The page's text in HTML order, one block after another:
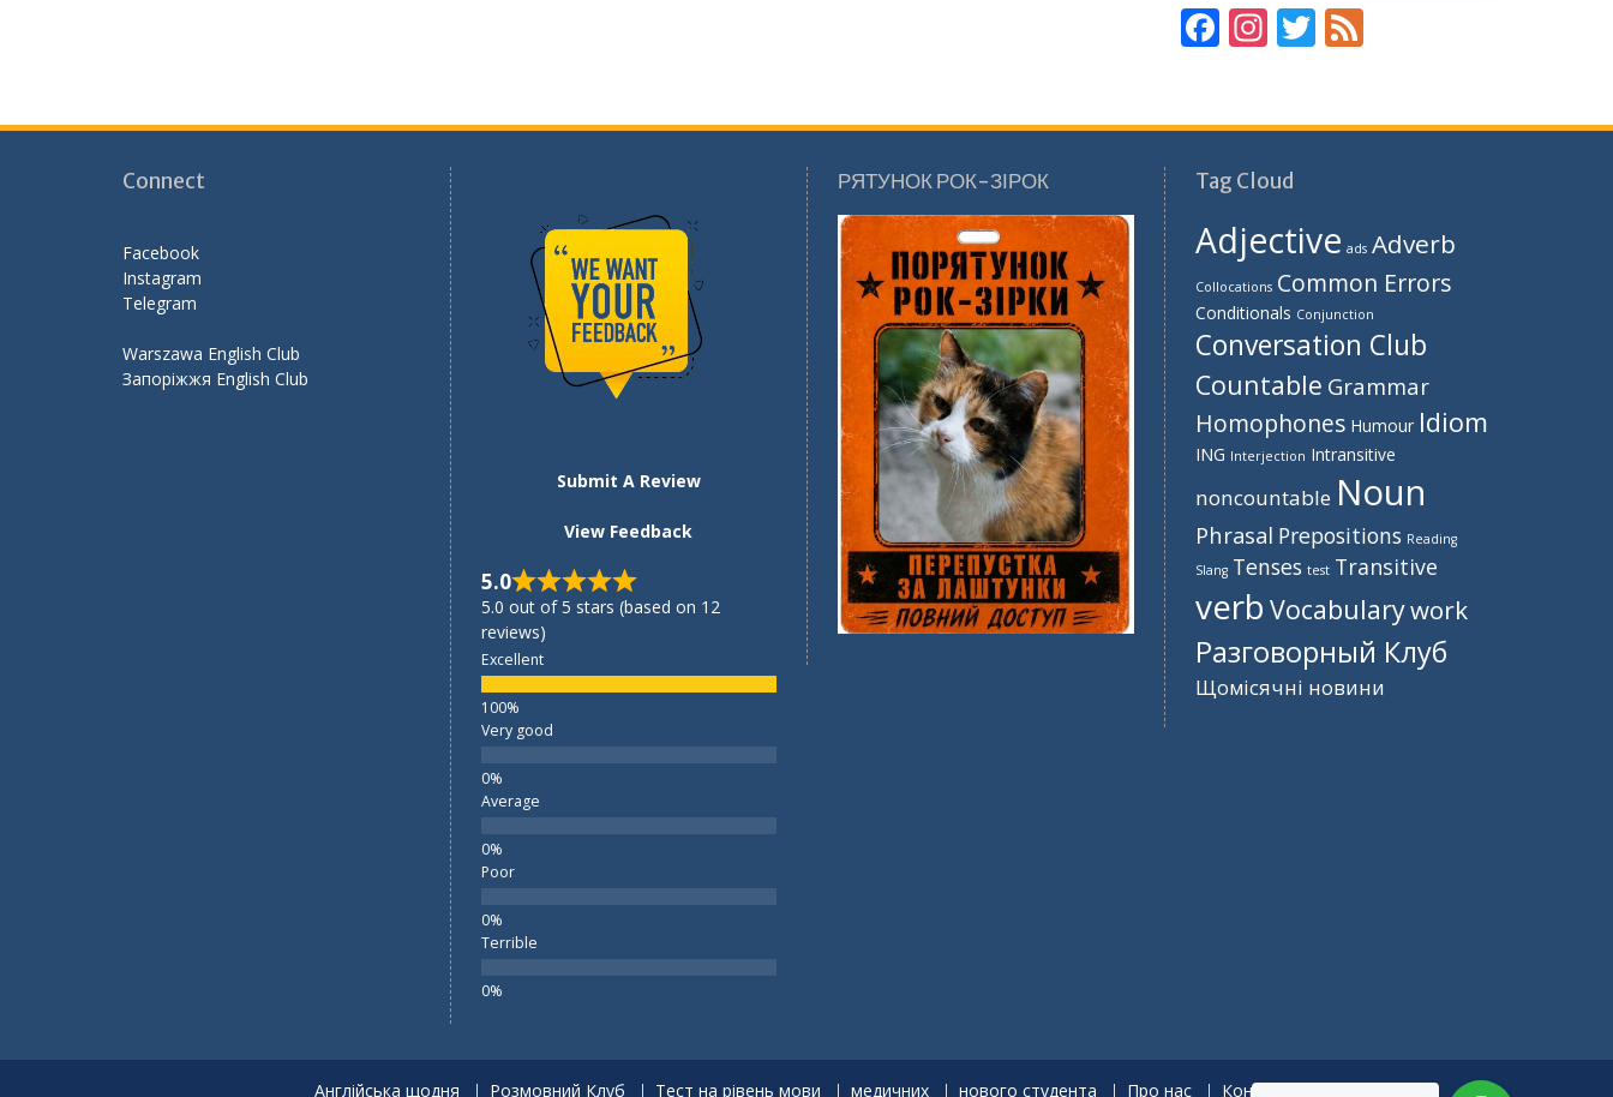
F
b
o
o
k
In
gr
a
m
T
er
F
d
Connect
Facebook
Instagram
Telegram
Warszawa English Club
Запоріжжя English Club
Submit A Review
View Feedback
5.0
5.0 out of 5 stars (based on 12
reviews)
Excellent
Very good
Average
Poor
Terrible
РЯТУНОК РОК-ЗІРОК Tag Cloud
Adjective ads Adverb
Collocations Common Errors
Conditionals Conjunction
Conversation Club
Countable Grammar
Homophones Humour Idiom
ING Interjection Intransitive
noncountable Noun
Phrasal Prepositions Reading
Slang Tenses test Transitive
verb Vocabularywork
Разговорный Клуб
Щомісячні новини
Англійська щодня Розмовний Клуб Тест на рівень мови медичних нового студента Про нас Контакти